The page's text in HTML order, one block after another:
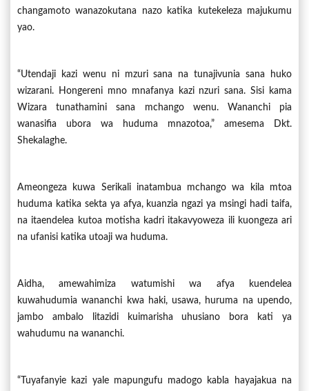
changamoto wanazokutana nazo katika kutekeleza majukumu
yao.
“Utendaji kazi wenu ni mzuri sana na tunajivunia sana huko
wizarani. Hongereni mno mnafanya kazi nzuri sana. Sisi kama
Wizara tunathamini sana mchango wenu. Wananchi pia
wanasifia ubora wa huduma mnazotoa,” amesema Dkt.
Shekalaghe.
Ameongeza kuwa Serikali inatambua mchango wa kila mtoa
huduma katika sekta ya afya, kuanzia ngazi ya msingi hadi taifa,
na itaendelea kutoa motisha kadri itakavyoweza ili kuongeza ari
na ufanisi katika utoaji wa huduma.
Aidha, amewahimiza watumishi wa afya kuendelea
kuwahudumia wananchi kwa haki, usawa, huruma na upendo,
jambo ambalo litazidi kuimarisha uhusiano bora kati ya
wahudumu na wananchi.
“Tuyafanyie kazi yale mapungufu madogo kabla hayajakua na